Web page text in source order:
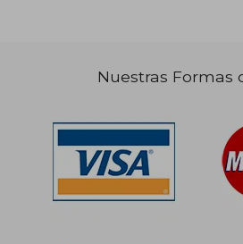
dcto. $ 65.550
Nuestras Formas